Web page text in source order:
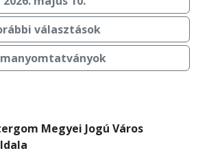
választások
Megyei Jogú Város